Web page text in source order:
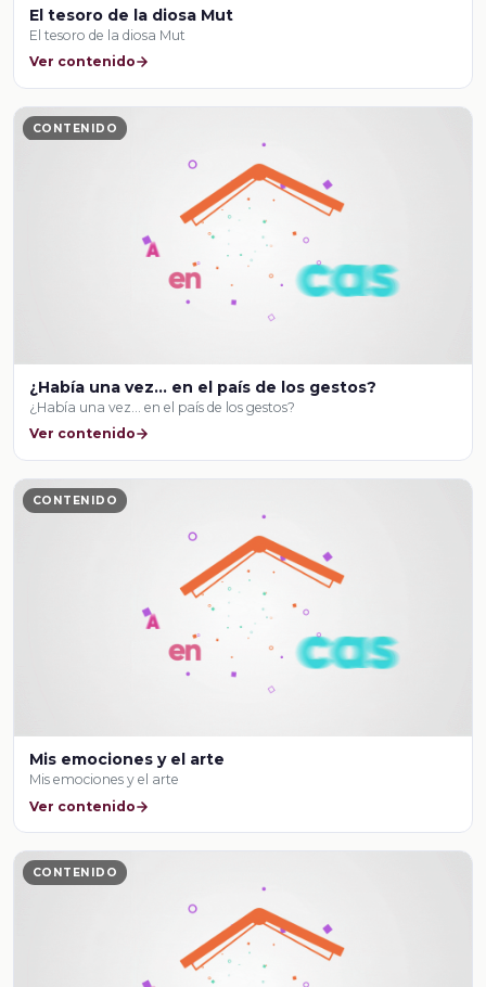
El tesoro de la diosa Mut
El tesoro de la diosa Mut
Ver contenido
CONTENIDO
¿Había una vez… en el país de los gestos?
¿Había una vez… en el país de los gestos?
Ver contenido
CONTENIDO
Mis emociones y el arte
Mis emociones y el arte
Ver contenido
CONTENIDO